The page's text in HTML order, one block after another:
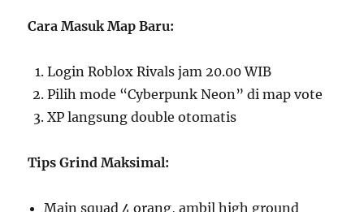
Cara Masuk Map Baru:
Login Roblox Rivals jam 20.00 WIB
Pilih mode “Cyberpunk Neon” di map vote
XP langsung double otomatis
Tips Grind Maksimal:
Main squad 4 orang, ambil high ground